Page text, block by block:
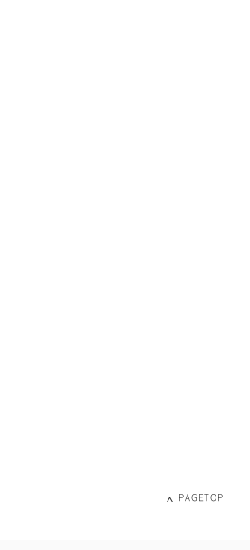
PAGETOP